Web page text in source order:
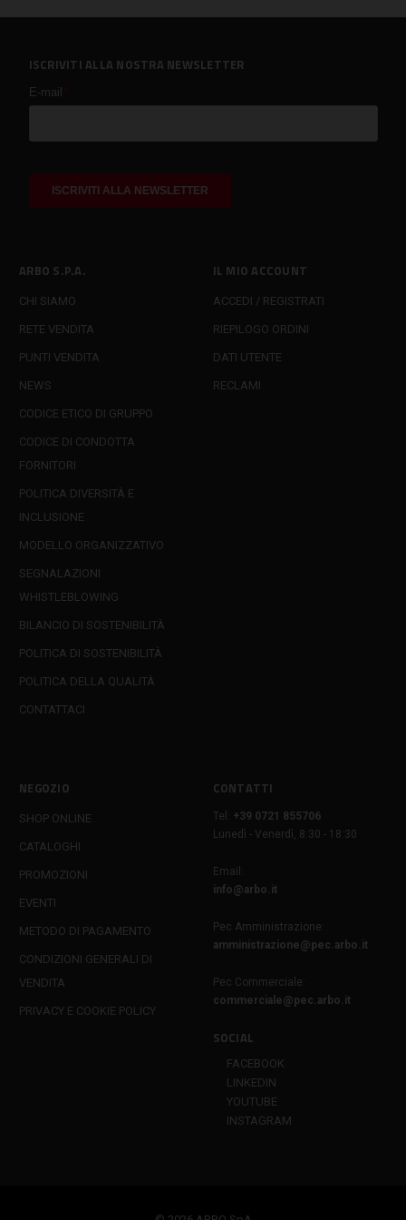
ARBO S.P.A.
CHI SIAMO
RETE VENDITA
PUNTI VENDITA
NEWS
CODICE ETICO DI GRUPPO
CODICE DI CONDOTTA
FORNITORI
POLITICA DIVERSITÀ E
INCLUSIONE
MODELLO ORGANIZZATIVO
SEGNALAZIONI
WHISTLEBLOWING
BILANCIO DI SOSTENIBILITÀ
POLITICA DI SOSTENIBILITÀ
POLITICA DELLA QUALITÀ
CONTATTACI
IL MIO ACCOUNT
ACCEDI / REGISTRATI
RIEPILOGO ORDINI
DATI UTENTE
RECLAMI
NEGOZIO
SHOP ONLINE
CATALOGHI
PROMOZIONI
EVENTI
METODO DI PAGAMENTO
CONDIZIONI GENERALI DI
VENDITA
PRIVACY E COOKIE POLICY
CONTATTI
Tel:
+39 0721 855706
Lunedì - Venerdì, 8:30 - 18:30
Email:
info@arbo.it
Pec Amministrazione:
amministrazione@pec.arbo.it
Pec Commerciale:
commerciale@pec.arbo.it
SOCIAL
FACEBOOK
LINKEDIN
YOUTUBE
INSTAGRAM
ISCRIVITI ALLA NOSTRA NEWSLETTER